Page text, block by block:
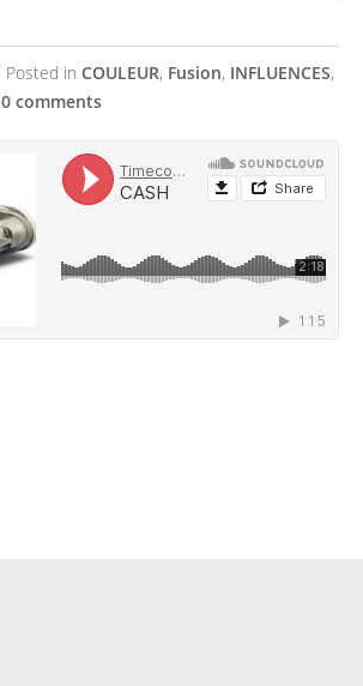
Posted in COULEUR, Fusion, INFLUENCES,
0 comments